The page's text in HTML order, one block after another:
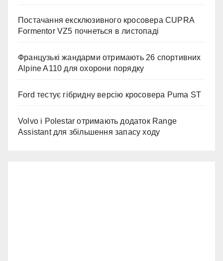
Постачання ексклюзивного кросовера CUPRA
Formentor VZ5 почнеться в листопаді
Французькі жандарми отримають 26 спортивних
Alpine A110 для охорони порядку
Ford тестує гібридну версію кросовера Puma ST
Volvo і Polestar отримають додаток Range
Assistant для збільшення запасу ходу